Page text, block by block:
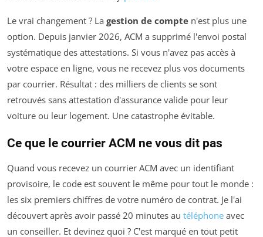
Le vrai changement ? La gestion de compte n'est plus une
option. Depuis janvier 2026, ACM a supprimé l'envoi postal
systématique des attestations. Si vous n'avez pas accès à
votre espace en ligne, vous ne recevez plus vos documents
par courrier. Résultat : des milliers de clients se sont
retrouvés sans attestation d'assurance valide pour leur
voiture ou leur logement. Une catastrophe évitable.
Ce que le courrier ACM ne vous dit pas
Quand vous recevez un courrier ACM avec un identifiant
provisoire, le code est souvent le même pour tout le monde :
les six premiers chiffres de votre numéro de contrat. Je l'ai
découvert après avoir passé 20 minutes au téléphone avec
un conseiller. Et devinez quoi ? C'est marqué en tout petit